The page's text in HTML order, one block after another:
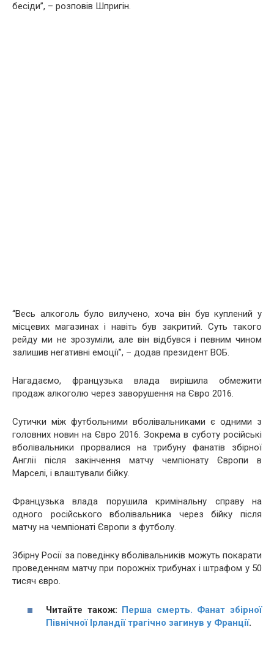
бесіди”, – розповів Шпригін.
“Весь алкоголь було вилучено, хоча він був куплений у
місцевих магазинах і навіть був закритий. Суть такого
рейду ми не зрозуміли, але він відбувся і певним чином
залишив негативні емоції”, – додав президент ВОБ.
Нагадаємо, французька влада вирішила обмежити
продаж алкоголю через заворушення на Євро 2016.
Сутички між футбольними вболівальниками є одними з
головних новин на Євро 2016. Зокрема в суботу російські
вболівальники прорвалися на трибуну фанатів збірної
Англії після закінчення матчу чемпіонату Європи в
Марселі, і влаштували бійку.
Французька влада порушила кримінальну справу на
одного російського вболівальника через бійку після
матчу на чемпіонаті Європи з футболу.
Збірну Росії за поведінку вболівальників можуть покарати
проведенням матчу при порожніх трибунах і штрафом у 50
тисяч євро.
Читайте також: Перша смерть. Фанат збірної
Північної Ірландії трагічно загинув у Франції.